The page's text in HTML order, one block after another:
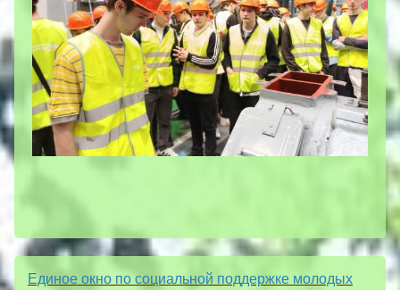
Единое окно по социальной поддержке молодых